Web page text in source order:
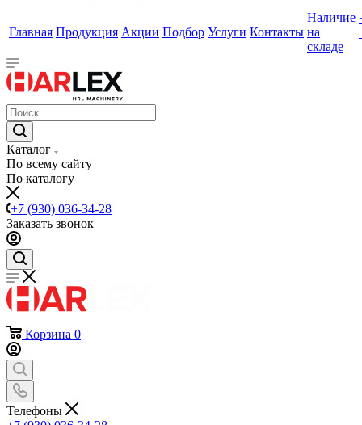
Главная Продукция Акции Подбор Услуги Контакты
Наличие
на
складе
Каталог
По всему сайту
По каталогу
+7 (930) 036-34-28
Заказать звонок
Корзина 0
Телефоны